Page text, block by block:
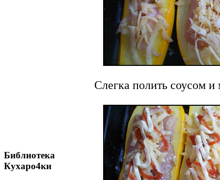
Библиотека
Кухаро4ки
Слегка полить соусом и